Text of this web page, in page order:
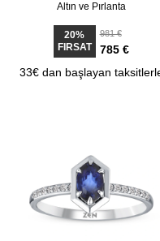
Altın ve Pırlanta
20%
FIRSAT
981 €
785 €
33€ dan başlayan